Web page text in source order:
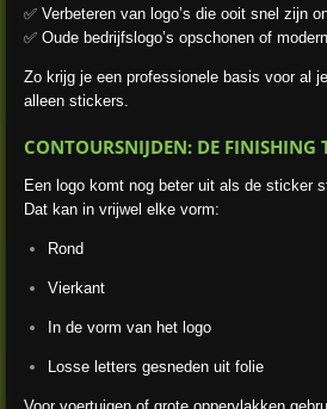
✅ Verbeteren van logo’s die ooit snel zijn
✅ Oude bedrijfslogo’s opschonen of
Zo krijg je een professionele basis voor al
alleen stickers.
CONTOURSNIJDEN: DE FINISHING
Een logo komt nog beter uit als de sticker
Dat kan in vrijwel elke vorm:
Rond
Vierkant
In de vorm van het logo
Losse letters gesneden uit folie